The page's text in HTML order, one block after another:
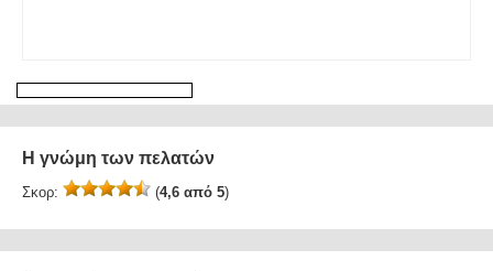
Η γνώμη των πελατών
Σκορ: (4,6 από 5)